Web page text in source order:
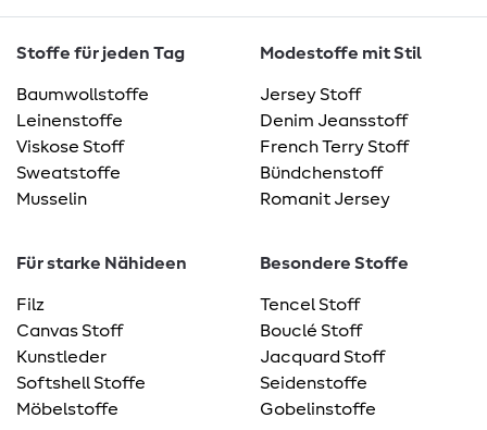
Stoffe für jeden Tag
Baumwollstoffe
Leinenstoffe
Viskose Stoff
Sweatstoffe
Musselin
Modestoffe mit Stil
Jersey Stoff
Denim Jeansstoff
French Terry Stoff
Bündchenstoff
Romanit Jersey
Für starke Nähideen
Filz
Canvas Stoff
Kunstleder
Softshell Stoffe
Möbelstoffe
Besondere Stoffe
Tencel Stoff
Bouclé Stoff
Jacquard Stoff
Seidenstoffe
Gobelinstoffe